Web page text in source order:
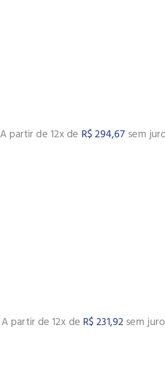
A partir de 12x de R$ 294,67 sem
A partir de 12x de R$ 231,92 sem